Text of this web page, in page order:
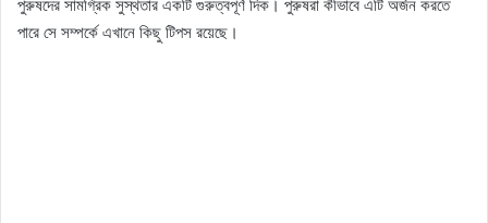
পুরুষদের সামগ্রিক সুস্থতার একটি গুরুত্বপূর্ণ দিক। পুরুষরা কীভাবে এটি অর্জন করতে
পারে সে সম্পর্কে এখানে কিছু টিপস রয়েছে।